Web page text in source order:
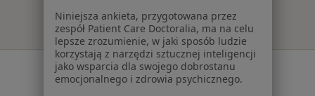
Serwis
Niniejsza ankieta, przygotowana przez
zespół Patient Care Doctoralia, ma na celu
lepsze zrozumienie, w jaki sposób ludzie
korzystają z narzędzi sztucznej inteligencji
jako wsparcia dla swojego dobrostanu
emocjonalnego i zdrowia psychicznego.